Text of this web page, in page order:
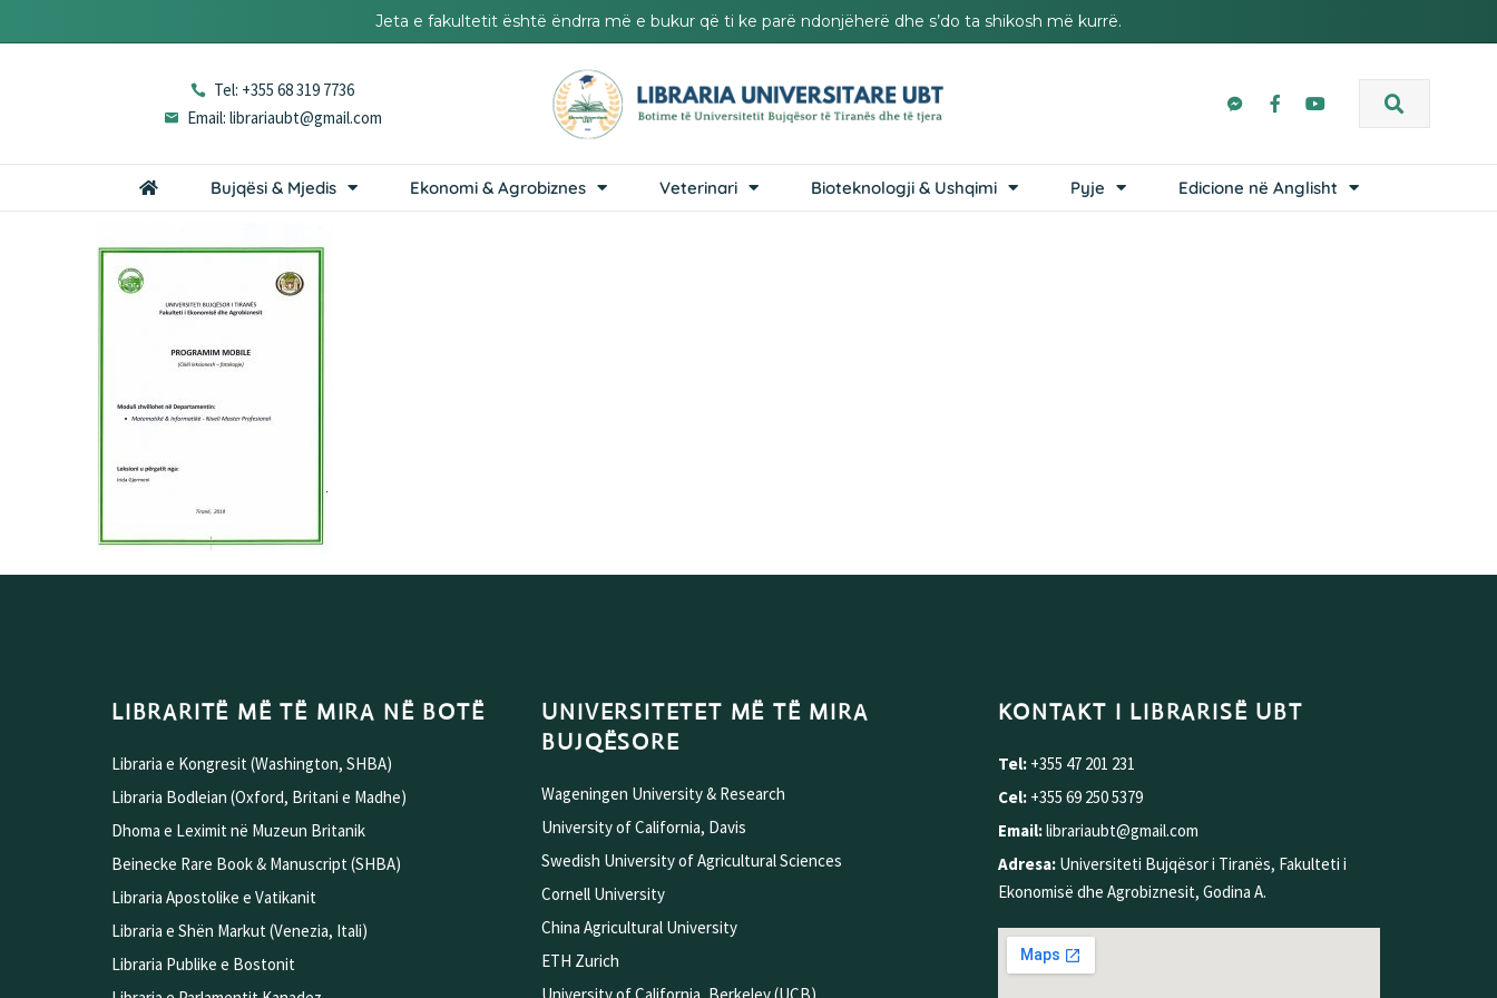
Jeta e fakultetit është ëndrra më e bukur që ti ke parë ndonjëherë dhe s’do ta shikosh më kurrë.
Tel: +355 68 319 7736
Email: librariaubt@gmail.com
Bujqësi & Mjedis Ekonomi & Agrobiznes Veterinari Bioteknologji & Ushqimi Pyje Edicione në Anglisht
LIBRARITË MË TË MIRA NË BOTË
Libraria e Kongresit (Washington, SHBA)
Libraria Bodleian (Oxford, Britani e Madhe)
Dhoma e Leximit në Muzeun Britanik
Beinecke Rare Book & Manuscript (SHBA)
Libraria Apostolike e Vatikanit
Libraria e Shën Markut (Venezia, Itali)
Libraria Publike e Bostonit
UNIVERSITETET MË TË MIRA
BUJQËSORE
Wageningen University & Research
University of California, Davis
Swedish University of Agricultural Sciences
Cornell University
China Agricultural University
ETH Zurich
KONTAKT I LIBRARISË UBT
Tel: +355 47 201 231
Cel: +355 69 250 5379
Email:librariaubt@gmail.com
Adresa: Universiteti Bujqësor i Tiranës, Fakulteti i
Ekonomisë dhe Agrobiznesit, Godina A.